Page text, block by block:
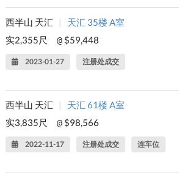
西半山 天汇 |
天汇 35楼 A室
实2,355尺
@ $59,448
2023-01-27 注册处成交
西半山 天汇 |
天汇 61楼 A室
实3,835尺
@ $98,566
2022-11-17 注册处成交 连车位